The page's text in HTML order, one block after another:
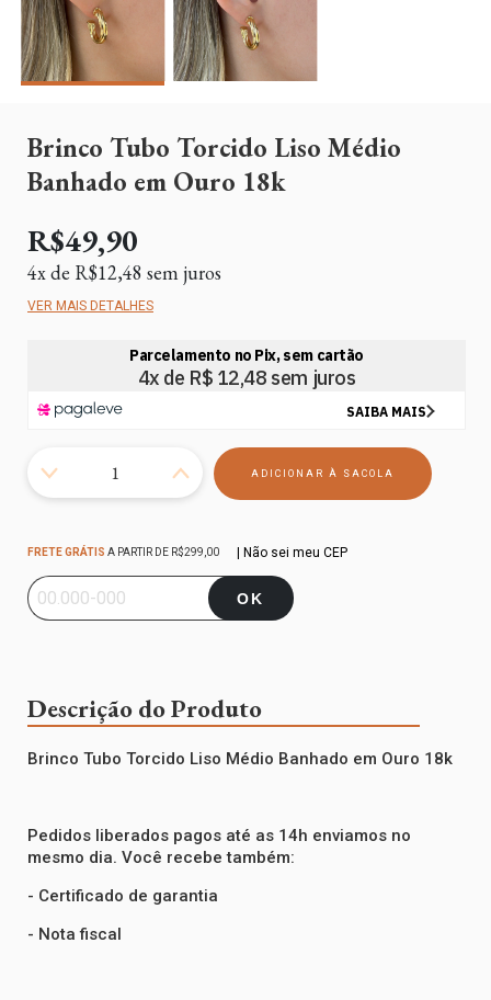
Brinco Tubo Torcido Liso Médio
Banhado em Ouro 18k
R$49,90
4x de R$12,48 sem juros
VER MAIS DETALHES
Frete grátis
Entregas para o CEP:
FRETE GRÁTIS A PARTIR DE R$299,00 | Não sei meu CEP
OK
Descrição do Produto
Brinco Tubo Torcido Liso Médio Banhado em Ouro 18k
Pedidos liberados pagos até as 14h enviamos no
mesmo dia. Você recebe também:
- Certificado de garantia
- Nota fiscal